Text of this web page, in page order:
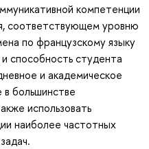
компетенции
соответствующем уровню
по французскому языку
способность студента
и академическое
большинстве
использовать
наиболее частотных